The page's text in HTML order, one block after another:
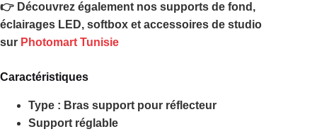
👉 Découvrez également nos supports de fond,
éclairages LED, softbox et accessoires de studio
sur Photomart Tunisie
Caractéristiques
Type : Bras support pour réflecteur
Support réglable